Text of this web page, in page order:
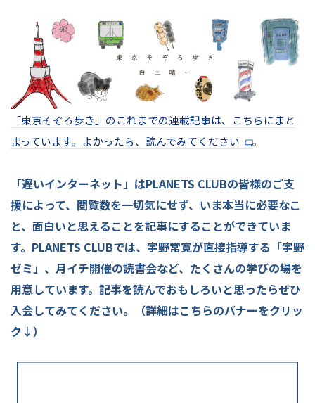
「東京そぞろ歩き」のこれまでの連載記事は、こちらにまと
まっています。よかったら、読んでみてください
。
「遅いインターネット」はPLANETS CLUBの皆様のご支
援によって、閲覧数を一切気にせず、いま本当に必要なこ
と、面白いと思えることを記事にすることができていま
す。PLANETS CLUBでは、宇野常寛が直接指導する「宇野
ゼミ」、月イチ開催の読書会など、たくさんの学びの場を
用意しています。記事を読んでおもしろいと思ったらぜひ
入会してみてください。（詳細はこちらのバナーをクリッ
ク↓）